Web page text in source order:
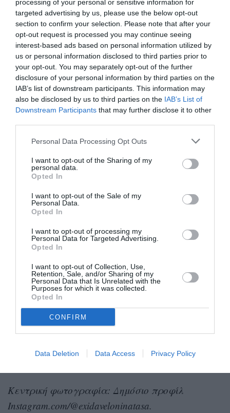
processing of your personal or sensitive information for
targeted advertising by us, please use the below opt-out
section to confirm your selection. Please note that after your
opt-out request is processed you may continue seeing
interest-based ads based on personal information utilized by
us or personal information disclosed to third parties prior to
your opt-out. You may separately opt-out of the further
disclosure of your personal information by third parties on the
IAB’s list of downstream participants. This information may
also be disclosed by us to third parties on the IAB’s List of
Downstream Participants that may further disclose it to other
Personal Data Processing Opt Outs
I want to opt-out of the Sharing of my
personal data.
Opted In
I want to opt-out of the Sale of my
Personal Data.
Opted In
I want to opt-out of processing my
Personal Data for Targeted Advertising.
Opted In
I want to opt-out of Collection, Use,
Retention, Sale, and/or Sharing of my
Personal Data that Is Unrelated with the
Purposes for which it was collected.
Opted In
CONFIRM
Data Deletion Data Access Privacy Policy
Η δημοσίευση κοινοποιήθηκε από το χρήστη Natasa Exidaveloni (@exidaveloninatasa)
Σε πρόσφατη ανάρτησή της την είδαμε να
ποζάρει σε γάμο φίλων της με ένα φόρεμα σε
υπέροχο πορτοκαλί χρώμα. Η ηθοποιός ανέδειξε
τη σιλουέτα της με το φόρεμα που αγκάλιαζε το
ελαφριά Α γραμμή. Το συνδύασε με χρυσά,
ψηλοτάκουνα πέδιλα, μαλλιά πιασμένα ψηλά,
χρυσά κοσμήματα και ανοιχτόχρωμα γυαλιά
ηλίου.
Όπως είδαμε στις φωτογραφίες το μυστήριο
έγινε σε παραθαλάσσιο μέρος, ενώ στη διάρκεια
Κεντρική φωτογραφία: Δημόσιο προφίλ
Instagram.com/@exidaveloninatasa.